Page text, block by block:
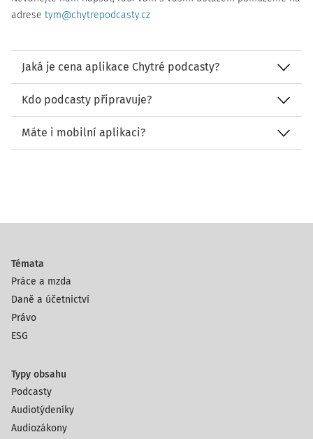
adrese tym@chytrepodcasty.cz
Jaká je cena aplikace Chytré podcasty?
Kdo podcasty připravuje?
Máte i mobilní aplikaci?
Témata
Práce a mzda
Daně a účetnictví
Právo
ESG
Typy obsahu
Podcasty
Audiotýdeníky
Audiozákony